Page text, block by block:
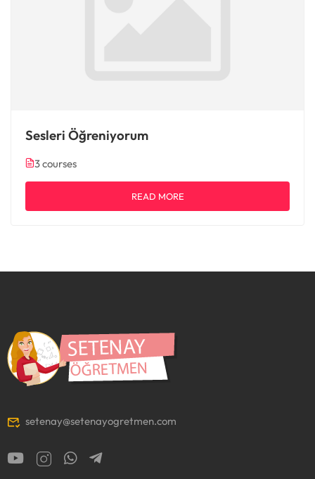
Sesleri Öğreniyorum
3 courses
READ MORE
setenay@setenayogretmen.com